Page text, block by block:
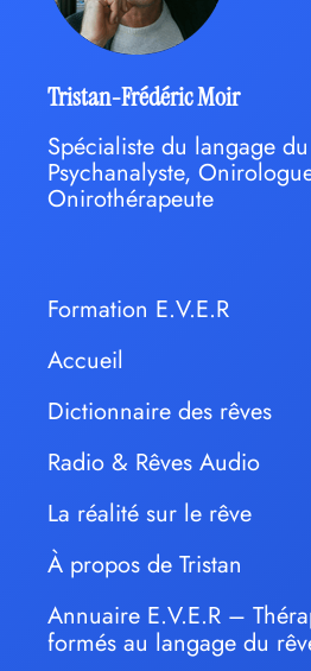
Tristan-Frédéric Moir
Spécialiste du langage
Psychanalyste,
Onirothérapeute
Formation E.V.E.R
Accueil
Dictionnaire des rêves
Radio & Rêves Audio
La réalité sur le rêve
À propos de Tristan
Annuaire E.V.E.R –
formés au langage du